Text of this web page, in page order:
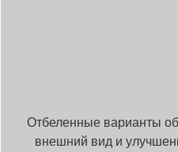
Отбеленные варианты
внешний вид и